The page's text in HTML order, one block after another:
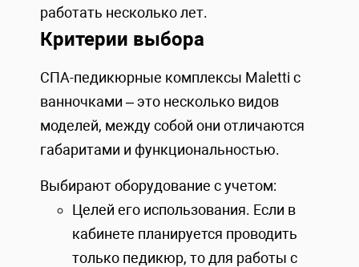
работать несколько лет.
Критерии выбора
СПА-педикюрные комплексы Maletti с
ванночками – это несколько видов
моделей, между собой они отличаются
габаритами и функциональностью.
Выбирают оборудование с учетом:
Целей его использования. Если в
кабинете планируется проводить
только педикюр, то для работы с